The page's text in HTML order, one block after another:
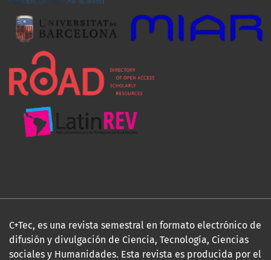
C+Tec, es una revista semestral en formato electrónico de
difusión y divulgación de Ciencia, Tecnología, Ciencias
sociales y Humanidades. Esta revista es producida por el